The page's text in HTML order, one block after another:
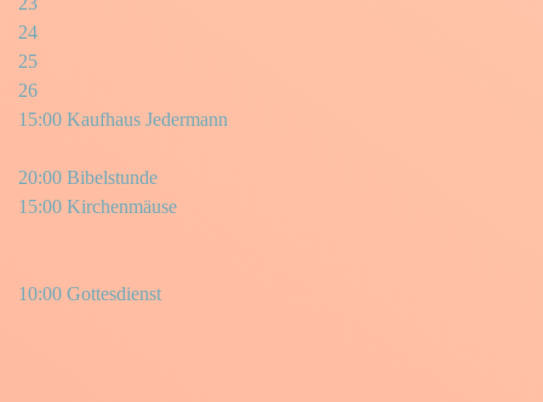
24
25
26
15:00 Kaufhaus Jedermann
20:00 Bibelstunde
15:00 Kirchenmäuse
10:00 Gottesdienst